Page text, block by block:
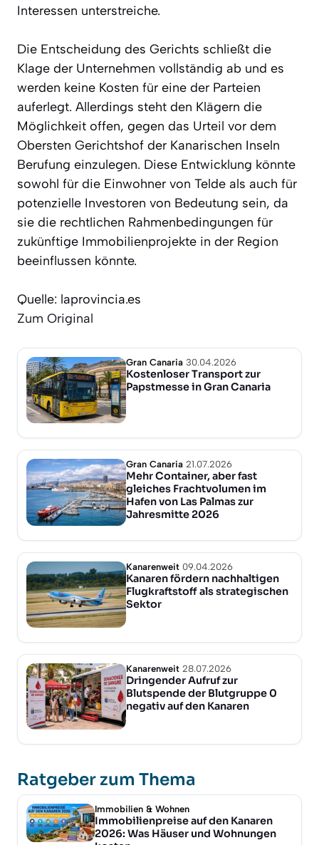
Interessen unterstreiche.
Die Entscheidung des Gerichts schließt die
Klage der Unternehmen vollständig ab und es
werden keine Kosten für eine der Parteien
auferlegt. Allerdings steht den Klägern die
Möglichkeit offen, gegen das Urteil vor dem
Obersten Gerichtshof der Kanarischen Inseln
Berufung einzulegen. Diese Entwicklung könnte
sowohl für die Einwohner von Telde als auch für
potenzielle Investoren von Bedeutung sein, da
sie die rechtlichen Rahmenbedingungen für
zukünftige Immobilienprojekte in der Region
beeinflussen könnte.
Quelle: laprovincia.es
Zum Original
Gran Canaria 30.04.2026
Kostenloser Transport zur
Papstmesse in Gran Canaria
Gran Canaria 21.07.2026
Mehr Container, aber fast
gleiches Frachtvolumen im
Hafen von Las Palmas zur
Jahresmitte 2026
Kanarenweit 09.04.2026
Kanaren fördern nachhaltigen
Flugkraftstoff als strategischen
Sektor
Kanarenweit 28.07.2026
Dringender Aufruf zur
Blutspende der Blutgruppe 0
negativ auf den Kanaren
Ratgeber zum Thema
Immobilien & Wohnen
Immobilienpreise auf den Kanaren
2026: Was Häuser und Wohnungen